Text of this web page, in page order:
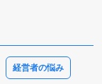
経営者の悩み